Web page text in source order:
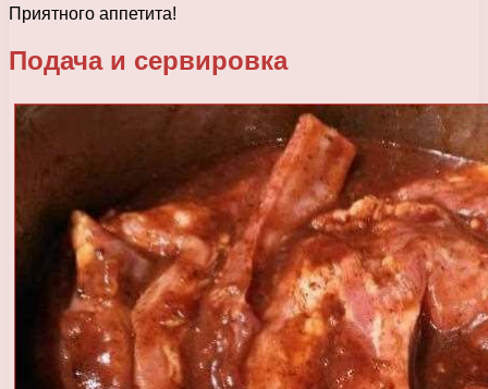
Приятного аппетита!
Подача и сервировка